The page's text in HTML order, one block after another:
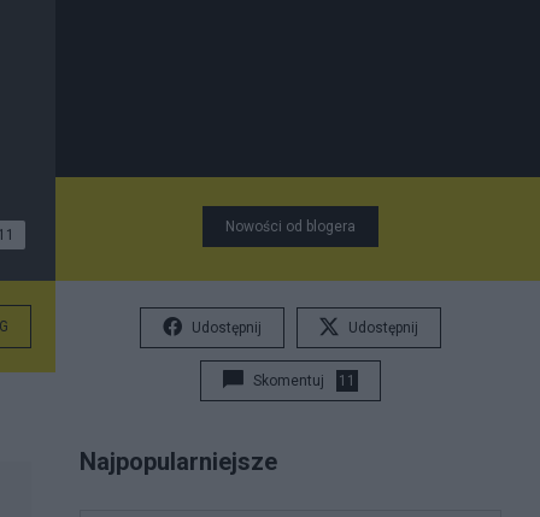
11 Nowości od blogera
Udostępnij Udostępnij
Skomentuj 11
Najpopularniejsze